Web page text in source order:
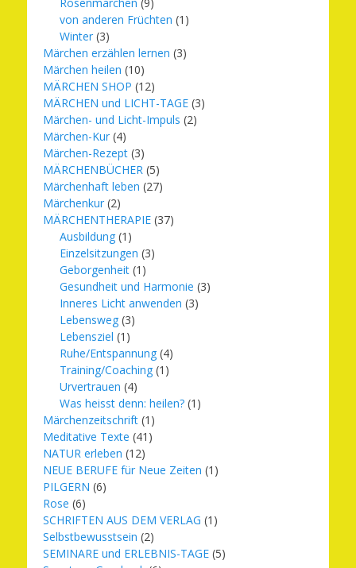
von anderen Früchten (1)
Winter (3)
Märchen erzählen lernen (3)
Märchen heilen (10)
MÄRCHEN SHOP (12)
MÄRCHEN und LICHT-TAGE (3)
Märchen- und Licht-Impuls (2)
Märchen-Kur (4)
Märchen-Rezept (3)
MÄRCHENBÜCHER (5)
Märchenhaft leben (27)
Märchenkur (2)
MÄRCHENTHERAPIE (37)
Ausbildung (1)
Einzelsitzungen (3)
Geborgenheit (1)
Gesundheit und Harmonie (3)
Inneres Licht anwenden (3)
Lebensweg (3)
Lebensziel (1)
Ruhe/Entspannung (4)
Training/Coaching (1)
Urvertrauen (4)
Was heisst denn: heilen? (1)
Märchenzeitschrift (1)
Meditative Texte (41)
NATUR erleben (12)
NEUE BERUFE für Neue Zeiten (1)
PILGERN (6)
Rose (6)
SCHRIFTEN AUS DEM VERLAG (1)
Selbstbewusstsein (2)
SEMINARE und ERLEBNIS-TAGE (5)